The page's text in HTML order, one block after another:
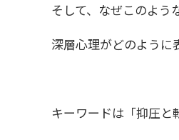
そして、なぜこのよう
深層心理がどのように
キーワードは「抑圧と